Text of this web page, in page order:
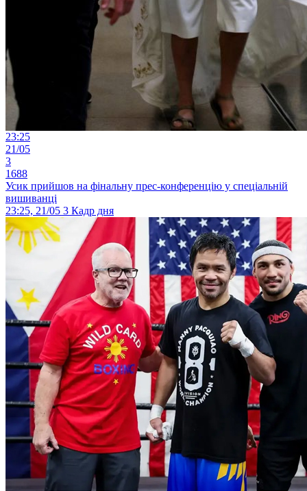
23:25
21/05
3
1688
Усик прийшов на фінальну прес-конференцію у спеціальній
вишиванці
23:25, 21/05 3 Кадр дня